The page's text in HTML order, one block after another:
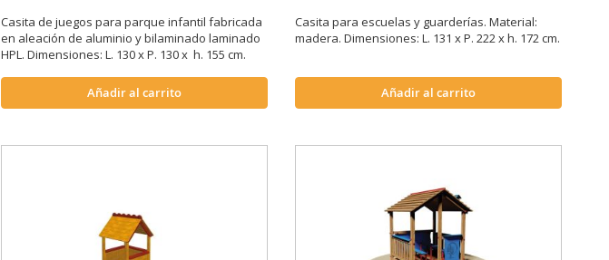
Casita de juegos para parque infantil fabricada
en aleación de aluminio y bilaminado laminado
HPL. Dimensiones: L. 130 x P. 130 x h. 155 cm.
Añadir al carrito
Casita para escuelas y guarderías. Material:
madera. Dimensiones: L. 131 x P. 222 x h. 172 cm.
Añadir al carrito